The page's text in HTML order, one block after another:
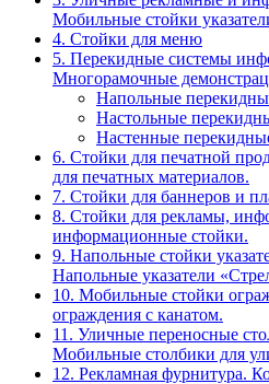
Мобильные стойки
4. Стойки для меню
5. Перекидные системы
Многорамочные
Напольные
Настольные
Настенные
6. Стойки для печатной
для печатных материалов.
7. Стойки для баннеров и
8. Стойки для рекламы,
информационные стойки.
9. Напольные стойки
Напольные указатели
10. Мобильные стойки
ограждения с канатом.
11. Уличные переносные
Мобильные столбики для
12. Рекламная фурнитура.